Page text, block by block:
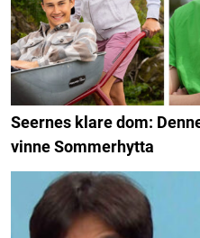
Seernes klare dom:
vinne Sommerhytta